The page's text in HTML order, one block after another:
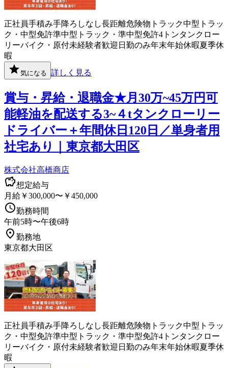
正社員手積み手降ろしなし長距離危険物 トラック中型トラッ
ク・中型免許準中型トラック・準中型免許4トンタンクロー
リーバイク・原付未経験者歓迎 日勤のみ年末年始休暇夏季休
暇
気になる 詳しく見る
賞与・昇給・退職金★月30万~45万円可
能軽油を配送する3~４tタンクローリー
ドライバー＋年間休日120日／単身者用
社宅あり｜東京都大田区
株式会社高橋商店
想定給与
月給￥300,000〜￥450,000
勤務時間
午前5時〜午後6時
勤務地
東京都大田区
正社員手積み手降ろしなし長距離危険物 トラック中型トラッ
ク・中型免許準中型トラック・準中型免許4トンタンクロー
リーバイク・原付未経験者歓迎 日勤のみ年末年始休暇夏季休
暇